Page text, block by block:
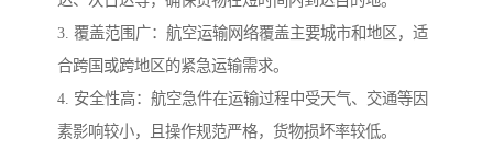
3. 覆盖范围广：航空运输网络覆盖主要城市和地区，适
合跨国或跨地区的紧急运输需求。
4. 安全性高：航空急件在运输过程中受天气、交通等因
素影响较小，且操作规范严格，货物损坏率较低。